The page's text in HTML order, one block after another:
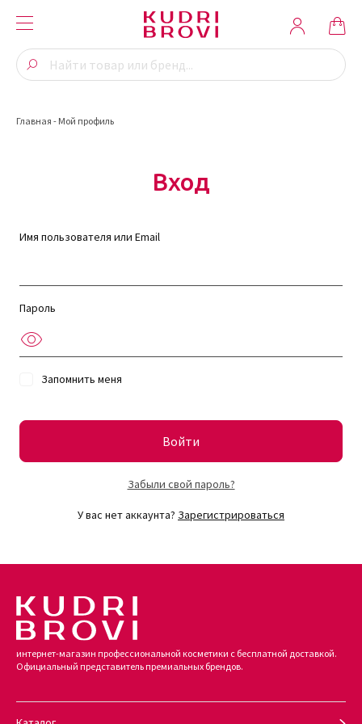
Главная - Мой профиль
Вход
Имя пользователя или Email
Пароль
Запомнить меня
Войти
Забыли свой пароль?
У вас нет аккаунта? Зарегистрироваться
интернет-магазин профессиональной косметики с бесплатной доставкой.
Официальный представитель премиальных брендов.